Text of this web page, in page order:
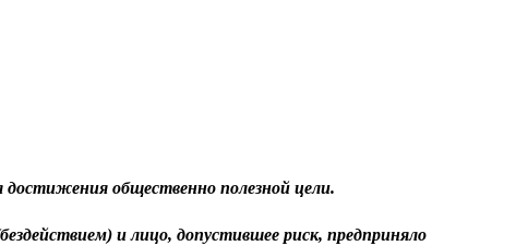
достижения общественно полезной цели.
и лицо, допустившее риск, предприняло